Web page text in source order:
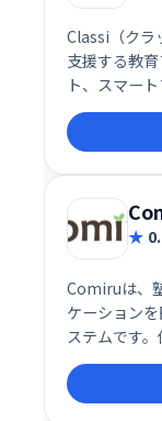
Classi（クラ
支援する教
ト、スマー
校など幅広
員の学習環境
サポートし
Comiruは、
ケーション
ステムです
ケーション
先生は生徒に
できます。